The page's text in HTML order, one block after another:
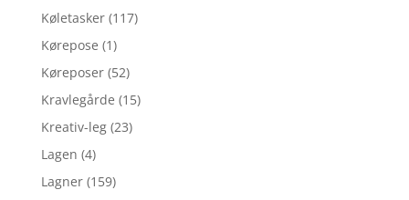
Køletasker (117)
Kørepose (1)
Køreposer (52)
Kravlegårde (15)
Kreativ-leg (23)
Lagen (4)
Lagner (159)